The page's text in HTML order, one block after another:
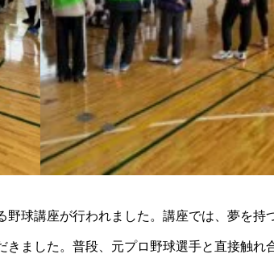
野球講座が行われました。講座では、夢を
きました。普段、元プロ野球選手と直接触